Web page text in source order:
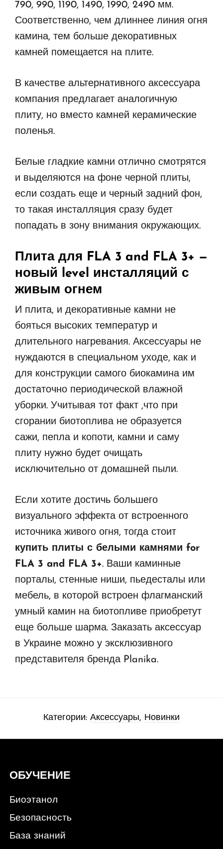
790, 990, 1190, 1490, 1990, 2490 мм.
Соответственно, чем длиннее линия огня
камина, тем больше декоративных
камней помещается на плите.
В качестве альтернативного аксессуара
компания предлагает аналогичную
плиту, но вместо камней керамические
поленья.
Белые гладкие камни отлично смотрятся
и выделяются на фоне черной плиты,
если создать еще и черный задний фон,
то такая инсталляция сразу будет
попадать в зону внимания окружающих.
Плита для FLA 3 and FLA 3+ —
новый level инсталляций с
живым огнем
И плита, и декоративные камни не
бояться высоких температур и
длительного нагревания. Аксессуары не
нуждаются в специальном уходе, как и
для конструкции самого биокамина им
достаточно периодической влажной
уборки. Учитывая тот факт ,что при
сгорании биотоплива не образуется
сажи, пепла и копоти, камни и саму
плиту нужно будет очищать
исключительно от домашней пыли.
Если хотите достичь большего
визуального эффекта от встроенного
источника живого огня, тогда стоит
купить плиты с белыми камнями for
FLA 3 and FLA 3+. Ваши каминные
порталы, стенные ниши, пьедесталы или
мебель, в которой встроен флагманский
умный камин на биотопливе приобретут
еще больше шарма. Заказать аксессуар
в Украине можно у эксклюзивного
представителя бренда Planika.
Категории: Аксессуары, Новинки
ОБУЧЕНИЕ
Биоэтанол
Безопасность
База знаний